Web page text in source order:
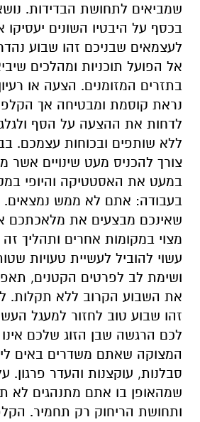
שמביאים לתחושת הבדידות.
בכסף על היבטיו השונים
לעצמאים שבניכם זהו שבוע
אל הפועל תוכניות ומהלכים
בתזרים המזומנים. הצעה או
נראת קוסמת ומבטיחה אך
לדחות את ההצעה על הסף
ללא שותפים ובכוחות עצמכם.
צורך להכניס מעט שינויים אשר
במעט את האסטטיקה והיופי
בעבודה: אתם לא ממש נמצאים.
שאינכם מבצעים את מלאכתכם
מצוי במקומות אחרים ותהליך
עשוי להוביל לעשיית טעויות
ושימת לב לפרטים הקטנים,
את השבוע הקרוב ללא תקלות.
זהו שבוע טוב לחזור למעגל
לכם הרגשה שבן הזוג שלכם אינו
המצוקה שאתם משדרים באים
סבלנות, עוקצנות והעדר פרגון.
שמהאופן בו אתם מתנהגים לא
ותחושת הריחוק רק תחמיר.